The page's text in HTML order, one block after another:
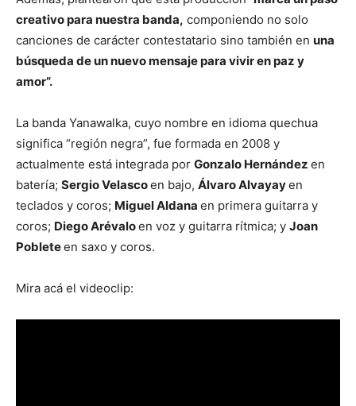
creativo para nuestra banda, componiendo no solo
canciones de carácter contestatario sino también en una
búsqueda de un nuevo mensaje para vivir en paz y
amor”.
La banda Yanawalka, cuyo nombre en idioma quechua
significa “región negra”, fue formada en 2008 y
actualmente está integrada por Gonzalo Hernández en
batería; Sergio Velascoen bajo, Álvaro Alvayayen
teclados y coros; Miguel Aldana en primera guitarra y
coros; Diego Arévaloen voz y guitarra rítmica; y Joan
Pobleteen saxo y coros.
Mira acá el videoclip: